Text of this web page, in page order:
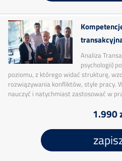
Analiza
psychologii)
poziomu, z którego widać strukturę,
rozwiązywania konfliktów, style pracy.
nauczyć i natychmiast zastosować w
1.990